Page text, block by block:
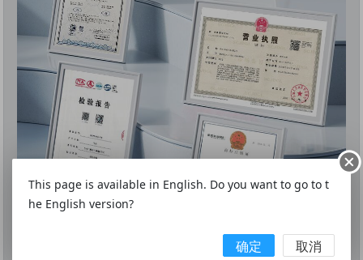
This page is available in English. Do you want to go to t
he English version?
确定 取消